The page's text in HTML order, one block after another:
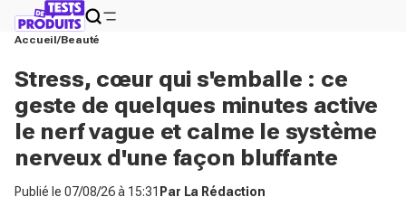
Accueil Beauté
Stress, cœur qui s'emballe : ce
geste de quelques minutes active
le nerf vague et calme le système
nerveux d'une façon bluffante
Publié le 07/08/26 à 15:31 Par La Rédaction